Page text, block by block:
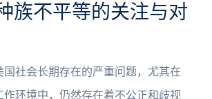
族不平等的关注与对
国社会长期存在的严重问题，尤其在
作环境中，仍然存在着不公正和歧视